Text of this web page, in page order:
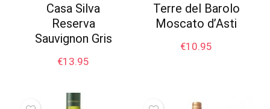
Casa Silva
Reserva
Sauvignon Gris
€13.95
Terre del Barolo
Moscato d’Asti
€10.95